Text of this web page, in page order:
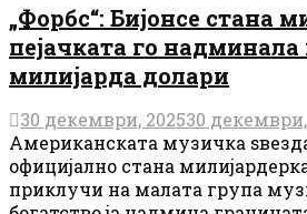
„Форбс“: Бијонсе стана
пејачката го надминала
милијарда долари
30 декември, 202530
Американската музичка
официјално стана
приклучи на малата група